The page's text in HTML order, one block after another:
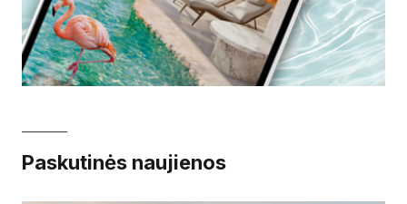
Paskutinės naujienos